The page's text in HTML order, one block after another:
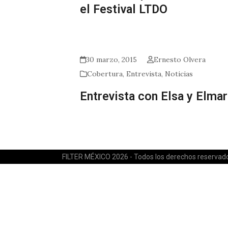
el Festival LTDO
30 marzo, 2015
Ernesto Olvera
Cobertura, Entrevista, Noticias
Entrevista con Elsa y Elmar
FILTER MÉXICO 2026 - Todos los derechos